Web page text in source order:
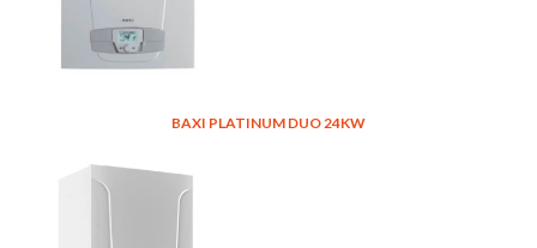
BAXI PLATINUM DUO 24KW